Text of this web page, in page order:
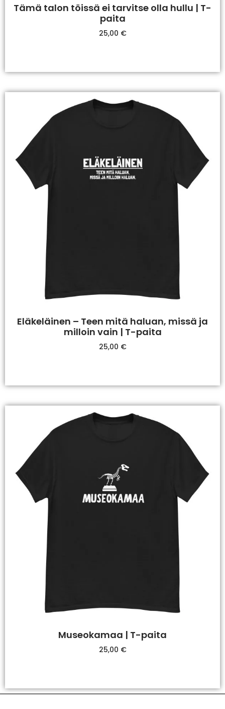
Tämä talon töissä ei tarvitse olla hullu | T-
paita
25,00 €
Eläkeläinen – Teen mitä haluan, missä ja
milloin vain | T-paita
25,00 €
Museokamaa | T-paita
25,00 €